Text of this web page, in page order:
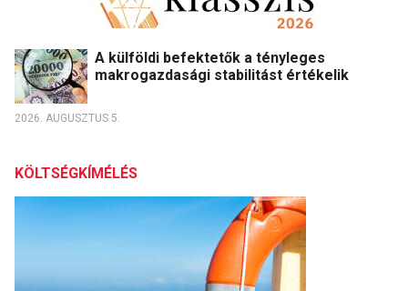
A külföldi befektetők a tényleges
makrogazdasági stabilitást értékelik
2026. AUGUSZTUS 5.
KÖLTSÉGKÍMÉLÉS